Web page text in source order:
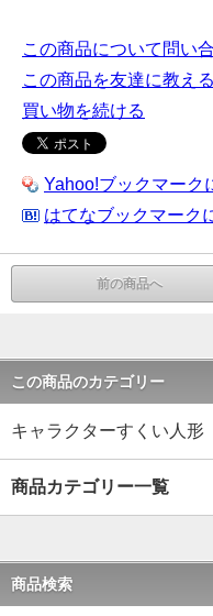
この商品について問い
この商品を友達に教える
買い物を続ける
Yahoo!ブックマーク
はてなブックマーク
前の商品へ
この商品のカテゴリー
キャラクターすくい人形
商品カテゴリー一覧
商品検索